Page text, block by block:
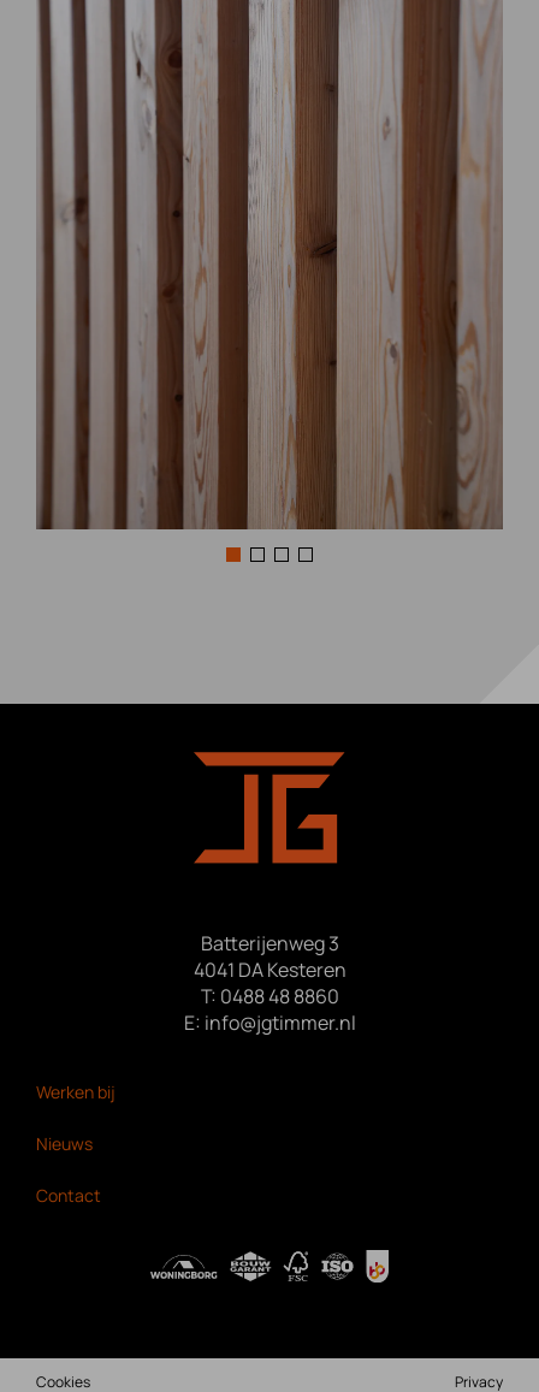
Batterijenweg 3
4041 DA Kesteren
T: 0488 48 8860
E: info@jgtimmer.nl
Werken bij
Nieuws
Contact
Cookies Privacy